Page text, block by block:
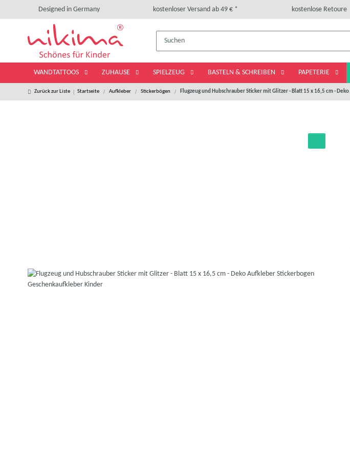
Designed in Germany kostenloser Versand ab 49 € * kostenlose Retoure
WANDTATTOOS ZUHAUSE SPIELZEUG BASTELN & SCHREIBEN PAPETERIE
Zurück zur Liste Startseite Aufkleber Stickerbögen Flugzeug und Hubschrauber Sticker mit Glitzer - Blatt 15 x 16,5 cm -